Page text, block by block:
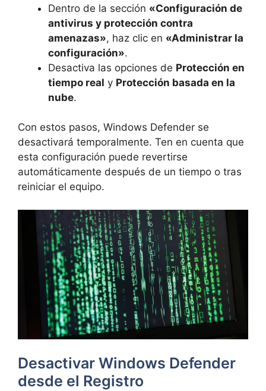
Dentro de la sección «Configuración de
antivirus y protección contra
amenazas», haz clic en «Administrar la
configuración».
Desactiva las opciones de Protección en
tiempo real y Protección basada en la
nube.
Con estos pasos, Windows Defender se
desactivará temporalmente. Ten en cuenta que
esta configuración puede revertirse
automáticamente después de un tiempo o tras
reiniciar el equipo.
Desactivar Windows Defender
desde el Registro